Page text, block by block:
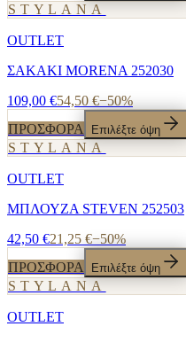
STYLANA
OUTLET
ΣΑΚΑΚΙ MORENA 252030
109,00 €54,50 €−50%
ΠΡΟΣΦΟΡΑ
Επιλέξτε όψη
STYLANA
OUTLET
ΜΠΛΟΥΖΑ STEVEN 252503
42,50 €21,25 €−50%
ΠΡΟΣΦΟΡΑ
Επιλέξτε όψη
STYLANA
OUTLET